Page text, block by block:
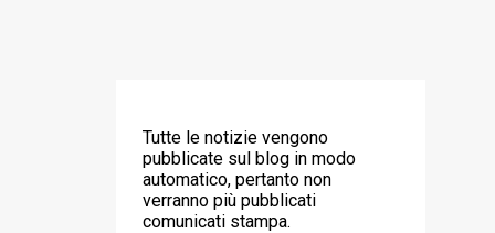
Tutte le notizie vengono
pubblicate sul blog in modo
automatico, pertanto non
verranno più pubblicati
comunicati stampa.